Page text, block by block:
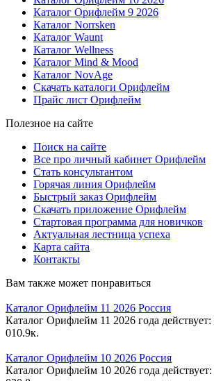
Каталог Орифлейм 9 2026
Каталог Norrsken
Каталог Waunt
Каталог Wellness
Каталог Mind & Mood
Каталог NovAge
Скачать каталоги Орифлейм
Прайс лист Орифлейм
Полезное на сайте
Поиск на сайте
Все про личный кабинет Орифлейм
Стать консультантом
Горячая линия Орифлейм
Быстрый заказ Орифлейм
Скачать приложение Орифлейм
Стартовая программа для новичков
Актуальная лестница успеха
Карта сайта
Контакты
Вам также может понравиться
Каталог Орифлейм 11 2026 Россия
Каталог Орифлейм 11 2026 года действует:
010.9к.
Каталог Орифлейм 10 2026 Россия
Каталог Орифлейм 10 2026 года действует: